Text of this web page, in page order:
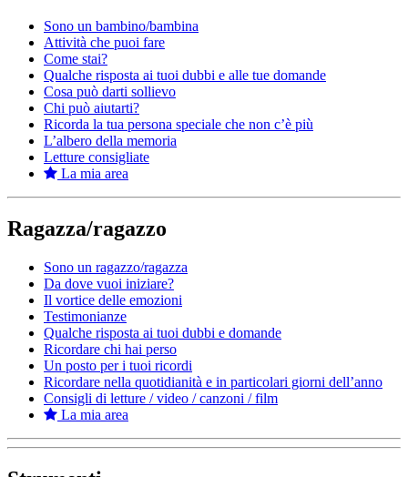
Sono un bambino/bambina
Attività che puoi fare
Come stai?
Qualche risposta ai tuoi dubbi e alle tue domande
Cosa può darti sollievo
Chi può aiutarti?
Ricorda la tua persona speciale che non c’è più
L’albero della memoria
Letture consigliate
La mia area
Ragazza/ragazzo
Sono un ragazzo/ragazza
Da dove vuoi iniziare?
Il vortice delle emozioni
Testimonianze
Qualche risposta ai tuoi dubbi e domande
Ricordare chi hai perso
Un posto per i tuoi ricordi
Ricordare nella quotidianità e in particolari giorni dell’anno
Consigli di letture / video / canzoni / film
La mia area